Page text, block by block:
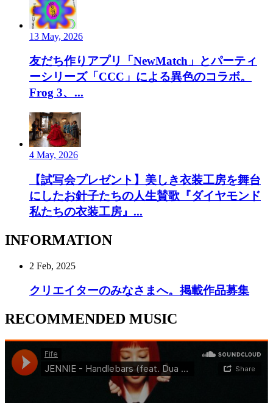
13 May, 2026
友だち作りアプリ「NewMatch」とパーティ
ーシリーズ「CCC」による異色のコラボ。
Frog 3、...
4 May, 2026
【試写会プレゼント】美しき衣装工房を舞台
にしたお針子たちの人生賛歌『ダイヤモンド
私たちの衣装工房』...
INFORMATION
2 Feb, 2025
クリエイターのみなさまへ。掲載作品募集
RECOMMENDED MUSIC